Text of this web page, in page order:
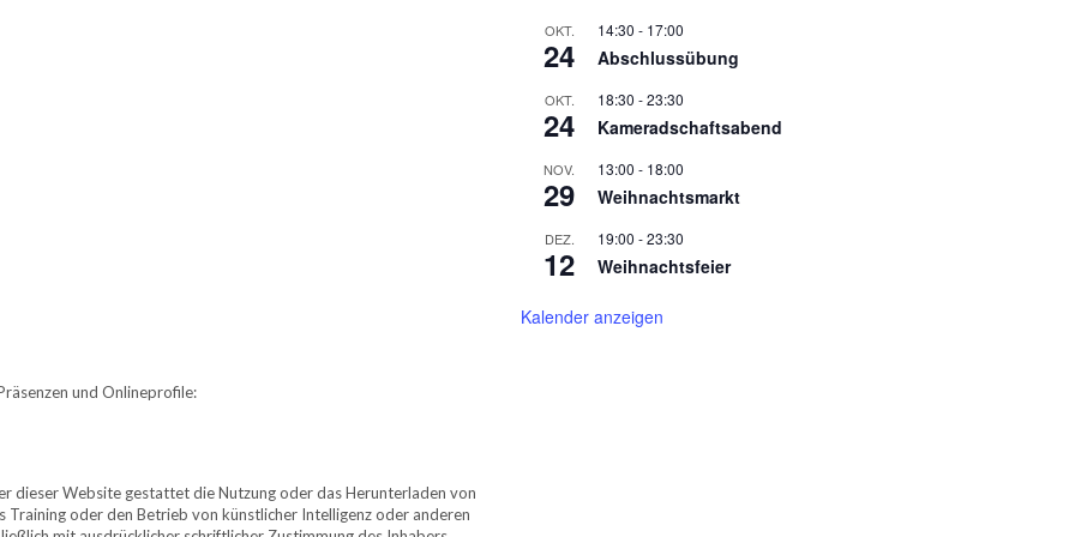
und Onlineprofile:
dieser Website gestattet die Nutzung oder das Herunterladen von
oder den Betrieb von künstlicher Intelligenz oder anderen
OKT.
24
14:30 - 17:00
Abschlussübung
OKT.
24
18:30 -23:30
Kameradschaftsabend
NOV.
29
13:00 - 18:00
Weihnachtsmarkt
DEZ.
12
19:00 -23:30
Weihnachtsfeier
Kalender anzeigen